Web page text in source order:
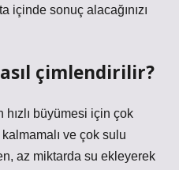
içinde sonuç alacağınızı
çimlendirilir?
büyümesi için çok
ve çok sulu
az miktarda su ekleyerek